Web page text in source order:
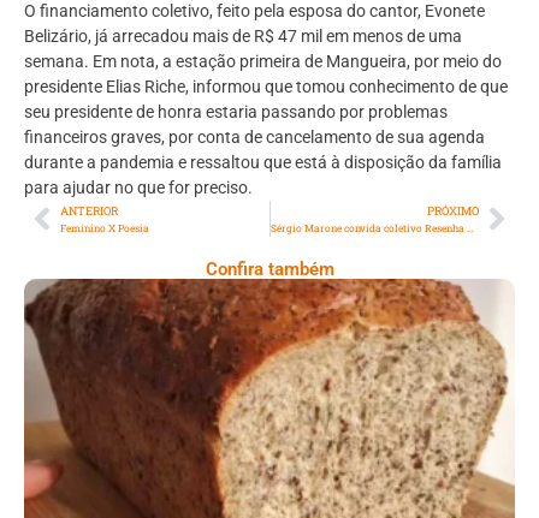
O financiamento coletivo, feito pela esposa do cantor, Evonete
Belizário, já arrecadou mais de R$ 47 mil em menos de uma
semana. Em nota, a estação primeira de Mangueira, por meio do
presidente Elias Riche, informou que tomou conhecimento de que
seu presidente de honra estaria passando por problemas
financeiros graves, por conta de cancelamento de sua agenda
durante a pandemia e ressaltou que está à disposição da família
para ajudar no que for preciso.
ANTERIOR
Feminino X Poesia
PRÓXIMO
Confira também
Comer Bem: Pão Low Carb